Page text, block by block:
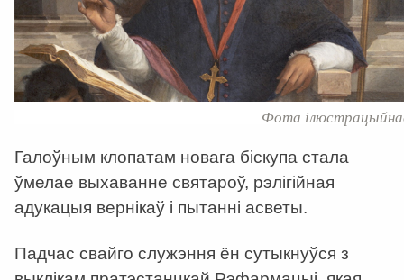
Фота
Галоўным клопатам новага біскупа стала
ўмелае выхаванне святароў, рэлігійная
адукацыя вернікаў і пытанні асветы.
Падчас свайго служэння ён сутыкнуўся з